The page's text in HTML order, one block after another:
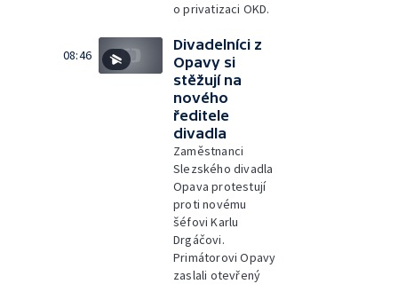
o privatizaci OKD.
08:46
Divadelníci z
Opavy si
stěžují na
nového
ředitele
divadla
Zaměstnanci
Slezského divadla
Opava protestují
proti novému
šéfovi Karlu
Drgáčovi.
Primátorovi Opavy
zaslali otevřený